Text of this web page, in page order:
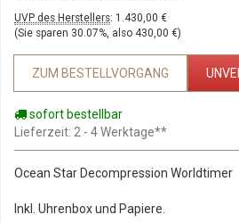
UVP des Herstellers: 1.430,00 €
(Sie sparen 30.07%, also 430,00 €)
ZUM BESTELLVORGANG
sofort bestellbar
Lieferzeit: 2 - 4 Werktage**
Ocean Star Decompression Worldtimer
Inkl. Uhrenbox und Papiere.